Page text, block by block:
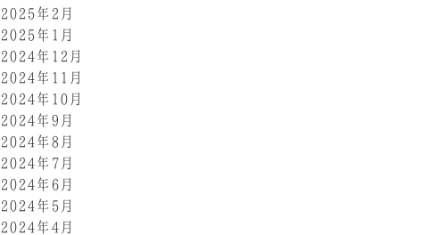
2025年2月
2025年1月
2024年12月
2024年11月
2024年10月
2024年9月
2024年8月
2024年7月
2024年6月
2024年5月
2024年4月